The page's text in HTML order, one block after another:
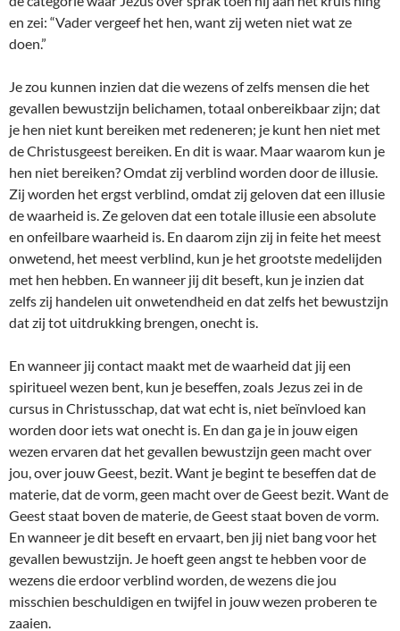
en zei: “Vader vergeef het hen, want zij weten niet wat ze
doen.”
Je zou kunnen inzien dat die wezens of zelfs mensen die het
gevallen bewustzijn belichamen, totaal onbereikbaar zijn; dat
je hen niet kunt bereiken met redeneren; je kunt hen niet met
de Christusgeest bereiken. En dit is waar. Maar waarom kun je
hen niet bereiken? Omdat zij verblind worden door de illusie.
Zij worden het ergst verblind, omdat zij geloven dat een illusie
de waarheid is. Ze geloven dat een totale illusie een absolute
en onfeilbare waarheid is. En daarom zijn zij in feite het meest
onwetend, het meest verblind, kun je het grootste medelijden
met hen hebben. En wanneer jij dit beseft, kun je inzien dat
zelfs zij handelen uit onwetendheid en dat zelfs het bewustzijn
dat zij tot uitdrukking brengen, onecht is.
En wanneer jij contact maakt met de waarheid dat jij een
spiritueel wezen bent, kun je beseffen, zoals Jezus zei in de
cursus in Christusschap, dat wat echt is, niet beïnvloed kan
worden door iets wat onecht is. En dan ga je in jouw eigen
wezen ervaren dat het gevallen bewustzijn geen macht over
jou, over jouw Geest, bezit. Want je begint te beseffen dat de
materie, dat de vorm, geen macht over de Geest bezit. Want de
Geest staat boven de materie, de Geest staat boven de vorm.
En wanneer je dit beseft en ervaart, ben jij niet bang voor het
gevallen bewustzijn. Je hoeft geen angst te hebben voor de
wezens die erdoor verblind worden, de wezens die jou
misschien beschuldigen en twijfel in jouw wezen proberen te
zaaien.